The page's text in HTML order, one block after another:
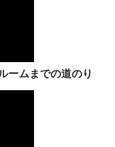
ームまでの道のり